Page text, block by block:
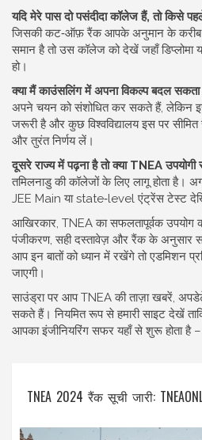
यदि मेरे पास दो पसंदीदा कॉलेज हैं, तो किसे
जिसकी कट‑ऑफ़ रैंक आपके अनुमान के करीब
समान है तो उस कॉलेज को देखें जहाँ डिप्लोमा
हो।
क्या मैं काउंसलिंग में अपना विकल्प बदल सकता
अपने चयन को संशोधित कर सकते हैं, लेकिन
जरूरी है और कुछ विश्वविद्यालय इस पर
और तुरंत निर्णय लें।
दूसरे राज्य में पढ़ना है तो क्या TNEA उपयोगी
तमिलनाडु की कॉलेजों के लिए लागू होता है।
JEE Main या state‑level एंट्रेंस टेस्ट
आखिरकार, TNEA का सफलतापूर्वक
पंजीकरण, सही दस्तावेज़ और रैंक के अनुसार
आप इन बातों को ध्यान में रखेंगे तो एडमिशन
जाएगी।
साउंड्रा पर आप TNEA की ताज़ा खबरें,
सकते हैं। नियमित रूप से हमारी साइट देखें
आपका इंजीनियरिंग सफर यहाँ से शुरू होता है
TNEA 2024 रैंक सूची जारी: